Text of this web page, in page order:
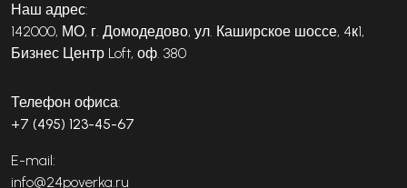
Наш адрес:
142000, МО, г. Домодедово, ул. Каширское шоссе, 4к1,
Бизнес Центр Loft, оф. 380
Телефон офиса:
+7 (495) 123-45-67
E-mail:
info@24poverka.ru